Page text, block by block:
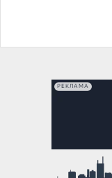
РЕКЛАМА